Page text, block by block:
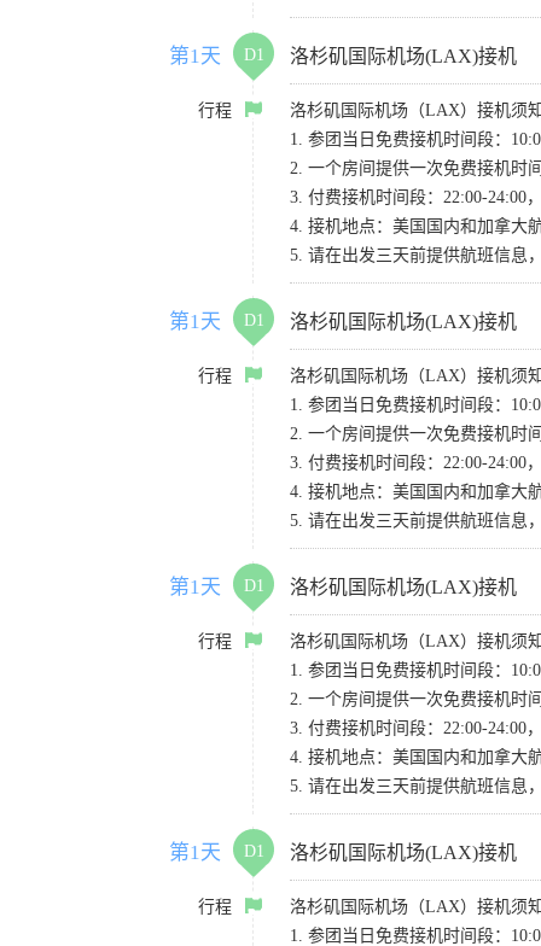
第1天 D1 洛杉矶国际机场(LAX)接机
行程
洛杉矶国际机场（LAX）接机须
1. 参团当日免费接机时间段：
2. 一个房间提供一次免费接机时
3. 付费接机时间段：22:00-24:00
4. 接机地点：美国国内和加拿大
5. 请在出发三天前提供航班信息
第1天 D1 洛杉矶国际机场(LAX)接机
行程
洛杉矶国际机场（LAX）接机须
1. 参团当日免费接机时间段：
2. 一个房间提供一次免费接机时
3. 付费接机时间段：22:00-24:00
4. 接机地点：美国国内和加拿大
5. 请在出发三天前提供航班信息
第1天 D1 洛杉矶国际机场(LAX)接机
行程
洛杉矶国际机场（LAX）接机须
1. 参团当日免费接机时间段：
2. 一个房间提供一次免费接机时
3. 付费接机时间段：22:00-24:00
4. 接机地点：美国国内和加拿大
5. 请在出发三天前提供航班信息
第1天 D1 洛杉矶国际机场(LAX)接机
行程
洛杉矶国际机场（LAX）接机须
1. 参团当日免费接机时间段：